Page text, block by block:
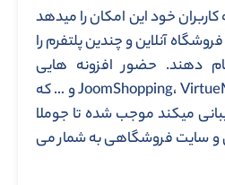
خود این امکان را میدهد
آنلاین و چندین پلتفرم را
دهند. حضور افزونه هایی
همچون JoomShopping، VirtueMart ، K2Store و … که
میکند موجب شده تا جوملا
و سایت فروشگاهی به شمار می